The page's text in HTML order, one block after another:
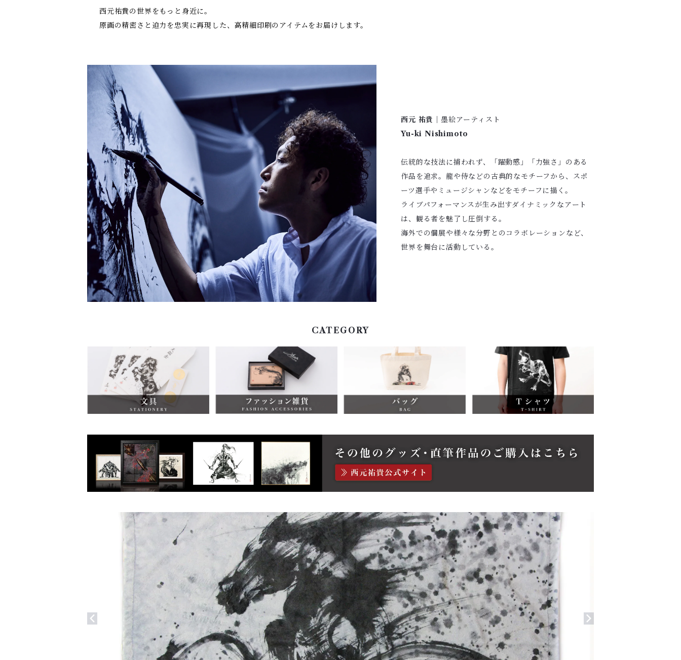
西元祐貴の世界をもっと身近に。
原画の精密さと迫力を忠実に再現した、高精細印刷のアイテムをお届けします。
西元 祐貴
｜墨絵アーティスト
Yu-ki Nishimoto
伝統的な技法に捕われず、「躍動感」「力強さ」のある
作品を追求。龍や侍などの古典的なモチーフから、スポ
ーツ選手やミュージシャンなどをモチーフに描く。
ライブパフォーマンスが生み出すダイナミックなアート
は、観る者を魅了し圧倒する。
海外での個展や様々な分野とのコラボレーションなど、
世界を舞台に活動している。
CATEGORY